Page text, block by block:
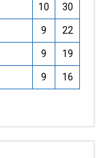
10 30
9 22
9 19
9 16